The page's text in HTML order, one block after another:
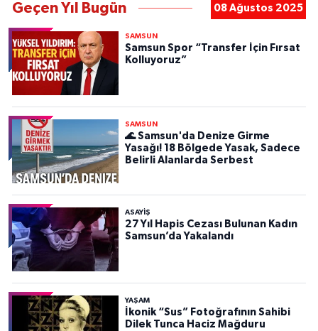
Geçen Yıl Bugün 08 Ağustos 2025
SAMSUN
Samsun Spor “Transfer İçin Fırsat
Kolluyoruz”
SAMSUN
🌊 Samsun'da Denize Girme
Yasağı! 18 Bölgede Yasak, Sadece
Belirli Alanlarda Serbest
ASAYIŞ
27 Yıl Hapis Cezası Bulunan Kadın
Samsun’da Yakalandı
YAŞAM
İkonik “Sus” Fotoğrafının Sahibi
Dilek Tunca Haciz Mağduru